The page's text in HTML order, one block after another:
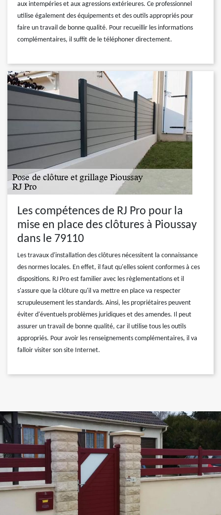
aux intempéries et aux agressions extérieures. Ce professionnel
utilise également des équipements et des outils appropriés pour
faire un travail de bonne qualité. Pour recueillir les informations
complémentaires, il suffit de le téléphoner directement.
Les compétences de RJ Pro pour la
mise en place des clôtures à Pioussay
dans le 79110
Les travaux d'installation des clôtures nécessitent la connaissance
des normes locales. En effet, il faut qu'elles soient conformes à ces
dispositions. RJ Pro est familier avec les règlementations et il
s'assure que la clôture qu'il va mettre en place va respecter
scrupuleusement les standards. Ainsi, les propriétaires peuvent
éviter d'éventuels problèmes juridiques et des amendes. Il peut
assurer un travail de bonne qualité, car il utilise tous les outils
appropriés. Pour avoir les renseignements complémentaires, il va
falloir visiter son site Internet.